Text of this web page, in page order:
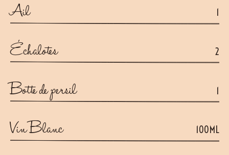
Ail 1
Échalotes 2
Botte de persil 1
Vin Blanc 100ML